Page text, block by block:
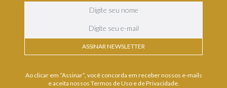
ASSINAR NEWSLETTER
Ao clicar em “Assinar”, você concorda em receber nossos e-mails
e aceita nossos Termos de Uso e de Privacidade.